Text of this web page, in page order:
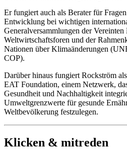
Er fungiert auch als Berater für
Entwicklung bei wichtigen
Generalversammlungen der Vereinten
Weltwirtschaftsforen und der
Nationen über Klimaänderungen
COP).
Darüber hinaus fungiert Rockström
EAT Foundation, einem Netzwerk,
Gesundheit und Nachhaltigkeit
Umweltgrenzwerte für gesunde
Weltbevölkerung festzulegen.
Klicken & mitreden